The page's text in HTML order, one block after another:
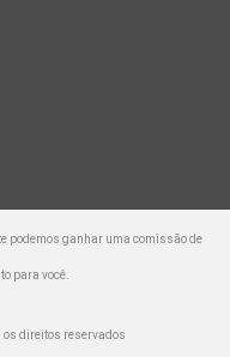
podemos ganhar uma comissão de
para você.
os direitos reservados